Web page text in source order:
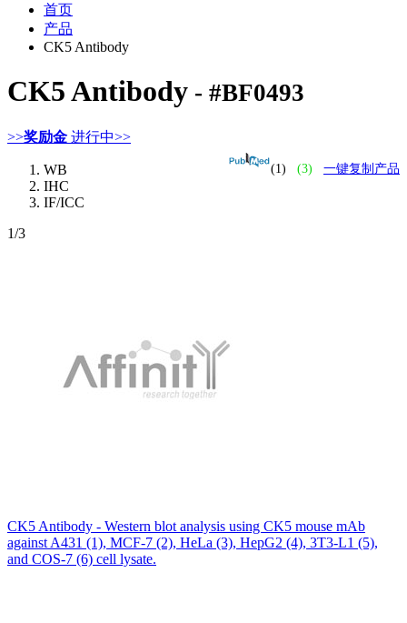
首页
产品
CK5 Antibody
CK5 Antibody - #BF0493
>>奖励金 进行中>>
(1) (3) 一键复制产品
WB
IHC
IF/ICC
1/3
CK5 Antibody - Western blot analysis using CK5 mouse mAb
against A431 (1), MCF-7 (2), HeLa (3), HepG2 (4), 3T3-L1 (5),
and COS-7 (6) cell lysate.